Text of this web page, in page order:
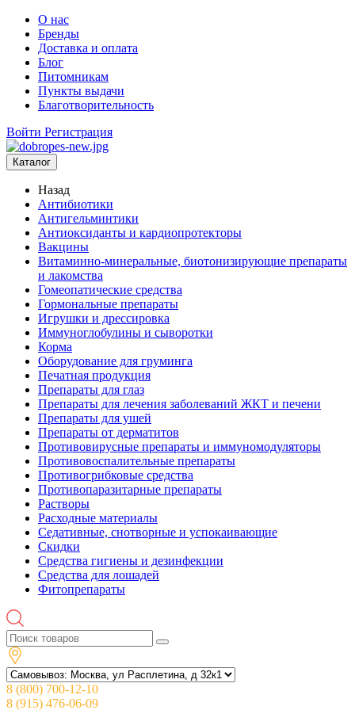
О нас
Бренды
Доставка и оплата
Блог
Питомникам
Пункты выдачи
Благотворительность
Войти Регистрация
Каталог
Назад
Антибиотики
Антигельминтики
Антиоксиданты и кардиопротекторы
Вакцины
Витаминно-минеральные, биотонизирующие препараты
и лакомства
Гомеопатические средства
Гормональные препараты
Игрушки и дрессировка
Иммуноглобулины и сыворотки
Корма
Оборудование для груминга
Печатная продукция
Препараты для глаз
Препараты для лечения заболеваний ЖКТ и печени
Препараты для ушей
Препараты от дерматитов
Противовирусные препараты и иммуномодуляторы
Противовоспалительные препараты
Противогрибковые средства
Противопаразитарные препараты
Растворы
Расходные материалы
Седативные, снотворные и успокаивающие
Скидки
Средства гигиены и дезинфекции
Средства для лошадей
Фитопрепараты
8 (800) 700-12-10
8 (915) 476-06-09